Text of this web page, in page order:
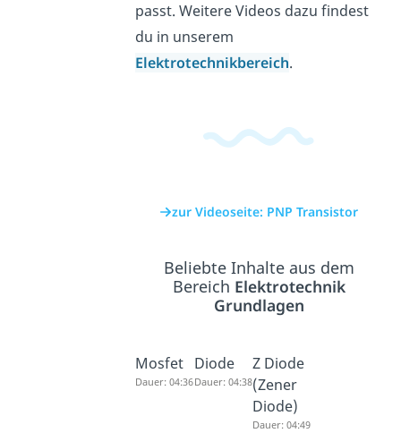
passt. Weitere Videos dazu findest
du in unserem
Elektrotechnikbereich.
zur Videoseite: PNP Transistor
Beliebte Inhalte aus dem
Bereich Elektrotechnik
Grundlagen
Mosfet
Dauer: 04:36
Diode
Dauer: 04:38
Z Diode
(Zener
Diode)
Dauer: 04:49